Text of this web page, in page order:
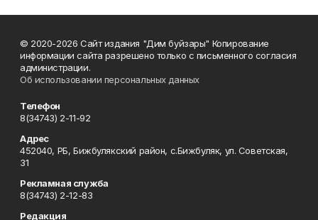
© 2020-2026 Сайт издания "Дим буйзары" Копирование
информации сайта разрешено только с письменного согласия
администрации.
Об использовании персональных данных
Телефон
8(34743) 2-11-92
Адрес
452040, РБ, Бижбулякский район, с.Бижбуляк, ул. Советская,
31
Рекламная служба
8(34743) 2-12-83
Редакция